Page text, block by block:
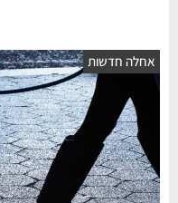
חדשות